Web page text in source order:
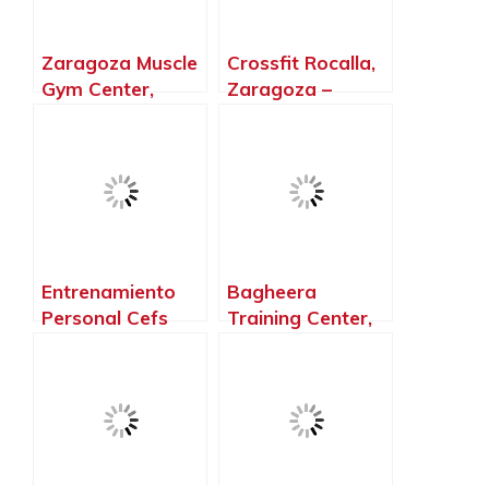
Zaragoza Muscle
Gym Center,
Crossfit Rocalla,
Zaragoza –
Entrenamiento
Personal Cefs
Bagheera
Training Center,